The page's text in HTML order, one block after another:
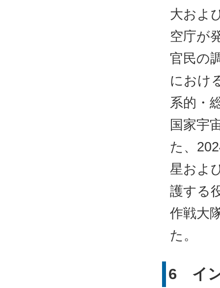
大およ
空庁が
官民の
におけ
系的・
国家宇
た、
星およ
護する
作戦大
た。
6 イ